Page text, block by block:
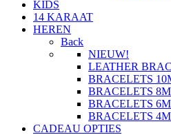
KIDS
14 KARAAT
HEREN
Back
NIEUW!
LEATHER
BRACELETS
BRACELETS
BRACELETS
BRACELETS
CADEAU OPTIES